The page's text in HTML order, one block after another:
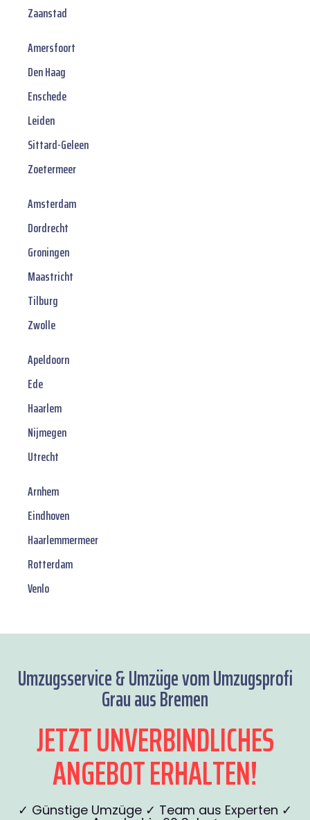
Zaanstad
Amersfoort
Den Haag
Enschede
Leiden
Sittard-Geleen
Zoetermeer
Amsterdam
Dordrecht
Groningen
Maastricht
Tilburg
Zwolle
Apeldoorn
Ede
Haarlem
Nijmegen
Utrecht
Arnhem
Eindhoven
Haarlemmermeer
Rotterdam
Venlo
Umzugsservice & Umzüge vom Umzugsprofi
Grau aus Bremen
JETZT UNVERBINDLICHES
ANGEBOT ERHALTEN!
✓ Günstige Umzüge ✓ Team aus Experten ✓